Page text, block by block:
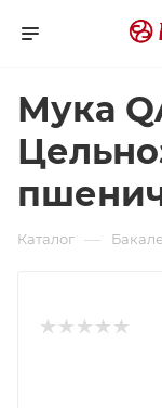
Мука
Каталог —